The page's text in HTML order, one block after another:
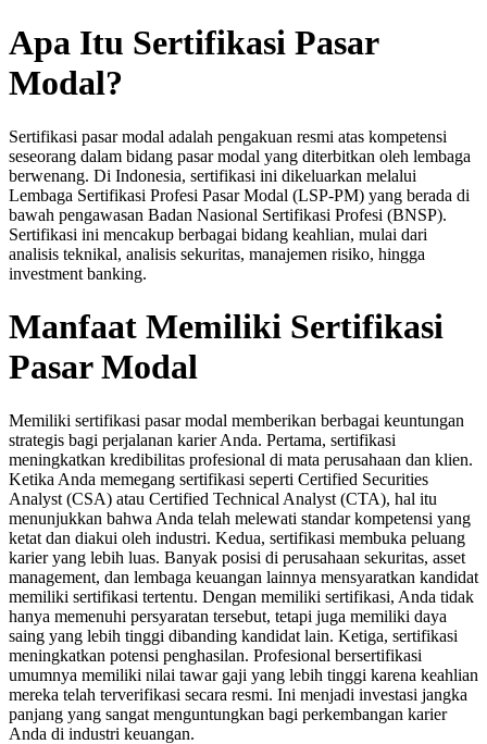
Apa Itu Sertifikasi Pasar
Modal?
Sertifikasi pasar modal adalah pengakuan resmi atas kompetensi
seseorang dalam bidang pasar modal yang diterbitkan oleh lembaga
berwenang. Di Indonesia, sertifikasi ini dikeluarkan melalui
Lembaga Sertifikasi Profesi Pasar Modal (LSP-PM) yang berada di
bawah pengawasan Badan Nasional Sertifikasi Profesi (BNSP).
Sertifikasi ini mencakup berbagai bidang keahlian, mulai dari
analisis teknikal, analisis sekuritas, manajemen risiko, hingga
investment banking.
Manfaat Memiliki Sertifikasi
Pasar Modal
Memiliki sertifikasi pasar modal memberikan berbagai keuntungan
strategis bagi perjalanan karier Anda. Pertama, sertifikasi
meningkatkan kredibilitas profesional di mata perusahaan dan klien.
Ketika Anda memegang sertifikasi seperti Certified Securities
Analyst (CSA) atau Certified Technical Analyst (CTA), hal itu
menunjukkan bahwa Anda telah melewati standar kompetensi yang
ketat dan diakui oleh industri. Kedua, sertifikasi membuka peluang
karier yang lebih luas. Banyak posisi di perusahaan sekuritas, asset
management, dan lembaga keuangan lainnya mensyaratkan kandidat
memiliki sertifikasi tertentu. Dengan memiliki sertifikasi, Anda tidak
hanya memenuhi persyaratan tersebut, tetapi juga memiliki daya
saing yang lebih tinggi dibanding kandidat lain. Ketiga, sertifikasi
meningkatkan potensi penghasilan. Profesional bersertifikasi
umumnya memiliki nilai tawar gaji yang lebih tinggi karena keahlian
mereka telah terverifikasi secara resmi. Ini menjadi investasi jangka
panjang yang sangat menguntungkan bagi perkembangan karier
Anda di industri keuangan.